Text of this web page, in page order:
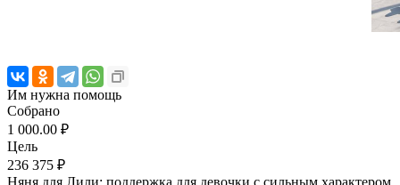
Им нужна помощь
Собрано
1 000.00 ₽
Цель
236 375 ₽
Няня для Лили: поддержка для девочки с сильным характером